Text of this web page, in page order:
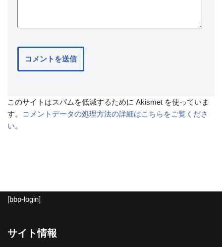
このサイトはスパムを低減するために Akismet を使っていま
す。
コメントデータの処理方法の詳細はこちらをご覧くださ
い。
[bbp-login]
サイト情報